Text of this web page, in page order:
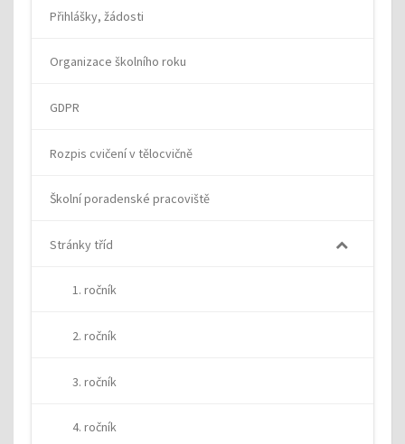
Přihlášky, žádosti
Organizace školního roku
GDPR
Rozpis cvičení v tělocvičně
Školní poradenské pracoviště
Stránky tříd
1. ročník
2. ročník
3. ročník
4. ročník